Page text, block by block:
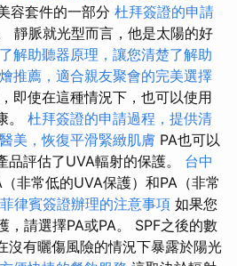
容套件的一部分 杜拜簽證的申請
靜脈就光型而言，他是太陽的好
了解助聽器原理，讓您清楚了解助
推薦，適合親友聚會的完美選擇
即使在這種情況下，也可以使用
。 杜拜簽證的申請過程，提供清
美，恢復平滑緊緻肌膚 PA也可以
品評估了UVA輻射的保護。 台中
非常低的UVA保護）和PA（非常
菲律賓簽證辦理的注意事項 如果您
，請選擇PA或PA。 SPF之後的數
沒有曬傷風險的情況下暴露於陽光